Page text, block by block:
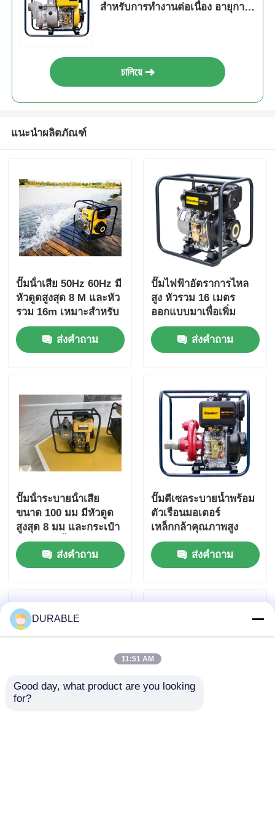
สำหรับการทำงานต่อเนื่อง อายุการ
চালিয়ে
แนะนำผลิตภัณฑ์
ปั๊มน้ําเสีย 50Hz 60Hz มี
หัวดูดสูงสุด 8 M และหัว
รวม 16m เหมาะสําหรับ
โรงงานบําบัดน้ําเสีย
ส่งคำถาม
ปั๊มไฟฟ้าอัตราการไหล
สูง หัวรวม 16 เมตร
ออกแบบมาเพื่อเพิ่ม
ประสิทธิภาพในการ
จัดการของเหลวใน
อุตสาหกรรม
ส่งคำถาม
ปั๊มน้ําระบายน้ําเสีย
ขนาด 100 มม มีหัวดูด
สูงสุด 8 มม และกระเป๋า
หมุนเหล็กชั้นสูง
ส่งคำถาม
ปั๊มดีเซลระบายน้ำพร้อม
ตัวเรือนมอเตอร์
เหล็กกล้าคุณภาพสูง
เหมาะสำหรับการทำงาน
ต่อเนื่องและสภาวะรับน้ำ
หนักมาก
ส่งคำถาม
DURABLE
11:51 AM
Good day, what product are you looking
for?